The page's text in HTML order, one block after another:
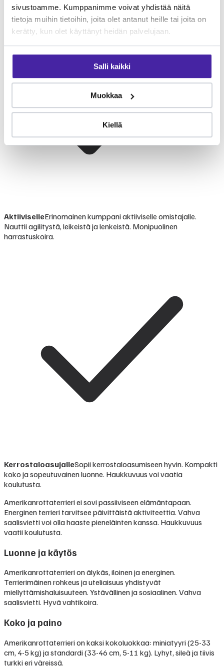
sivustoamme. Kumppanimme voivat yhdistää näitä
tietoja muihin tietoihin, joita olet antanut heille tai joita on
kerätty, kun olet käyttänyt heidän palvelujaan.
Salli kaikki
Muokkaa
Kiellä
AktiiviselleErinomainen kumppani aktiiviselle omistajalle.
Nauttii agilitystä, leikeistä ja lenkeistä. Monipuolinen
harrastuskoira.
KerrostaloasujalleSopii kerrostaloasumiseen hyvin. Kompakti
koko ja sopeutuvainen luonne. Haukkuvuus voi vaatia
koulutusta.
Amerikanrottaterrieri ei sovi passiiviseen elämäntapaan.
Energinen terrieri tarvitsee päivittäistä aktiviteettia. Vahva
saalisvietti voi olla haaste pieneläinten kanssa. Haukkuvuus
vaatii koulutusta.
Luonne ja käytös
Amerikanrottaterrieri on älykäs, iloinen ja energinen.
Terrierimäinen rohkeus ja uteliaisuus yhdistyvät
miellyttämishaluisuuteen. Ystävällinen ja sosiaalinen. Vahva
saalisvietti. Hyvä vahtikoira.
Koko ja paino
Amerikanrottaterrieri on kaksi kokoluokkaa: miniatyyri (25-33
cm, 4-5 kg) ja standardi (33-46 cm, 5-11 kg). Lyhyt, sileä ja tiivis
turkki eri väreissä.